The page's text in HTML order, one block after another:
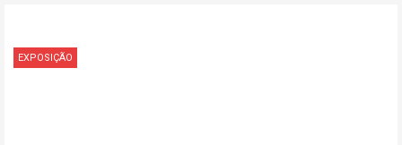
EXPOSIÇÃO